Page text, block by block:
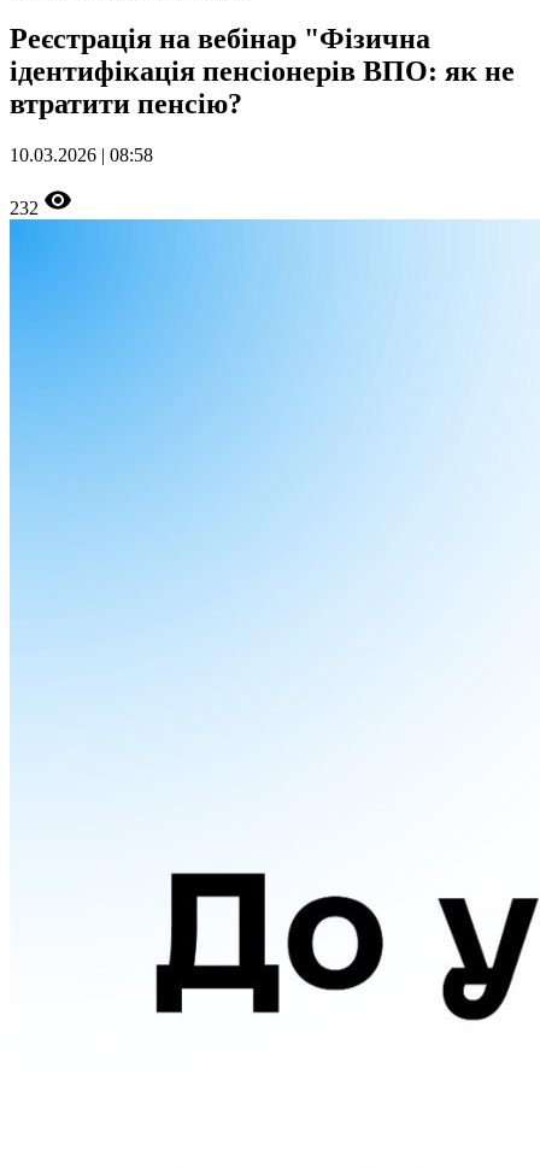
Реєстрація на вебінар "Фізична
ідентифікація пенсіонерів ВПО: як не
втратити пенсію?
10.03.2026 | 08:58
232